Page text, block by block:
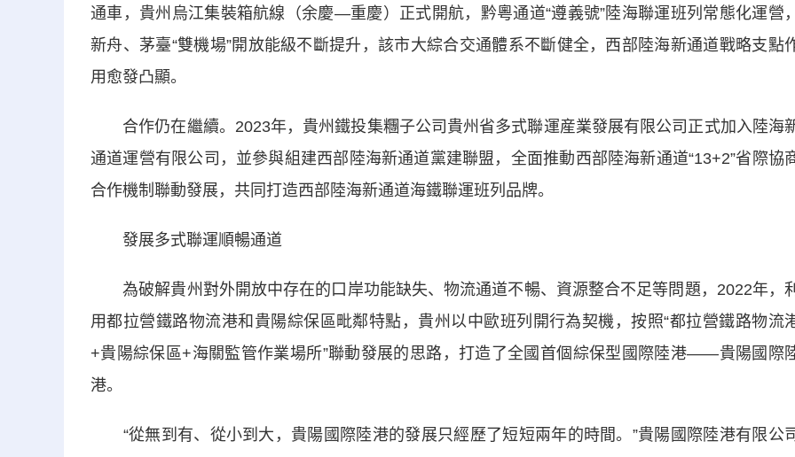
通車，貴州烏江集裝箱航線（余慶—重慶）正式開航，黔粵通道“遵義號”陸海聯運班列常態化運營，
新舟、茅臺“雙機場”開放能級不斷提升，該市大綜合交通體系不斷健全，西部陸海新通道戰略支點
用愈發凸顯。
合作仍在繼續。2023年，貴州鐵投集糰子公司貴州省多式聯運産業發展有限公司正式加入陸海
通道運營有限公司，並參與組建西部陸海新通道黨建聯盟，全面推動西部陸海新通道“13+2”省際協
合作機制聯動發展，共同打造西部陸海新通道海鐵聯運班列品牌。
發展多式聯運順暢通道
為破解貴州對外開放中存在的口岸功能缺失、物流通道不暢、資源整合不足等問題，2022年，利
用都拉營鐵路物流港和貴陽綜保區毗鄰特點，貴州以中歐班列開行為契機，按照“都拉營鐵路物流
+貴陽綜保區+海關監管作業場所”聯動發展的思路，打造了全國首個綜保型國際陸港——貴陽國際
港。
“從無到有、從小到大，貴陽國際陸港的發展只經歷了短短兩年的時間。”貴陽國際陸港有限公司